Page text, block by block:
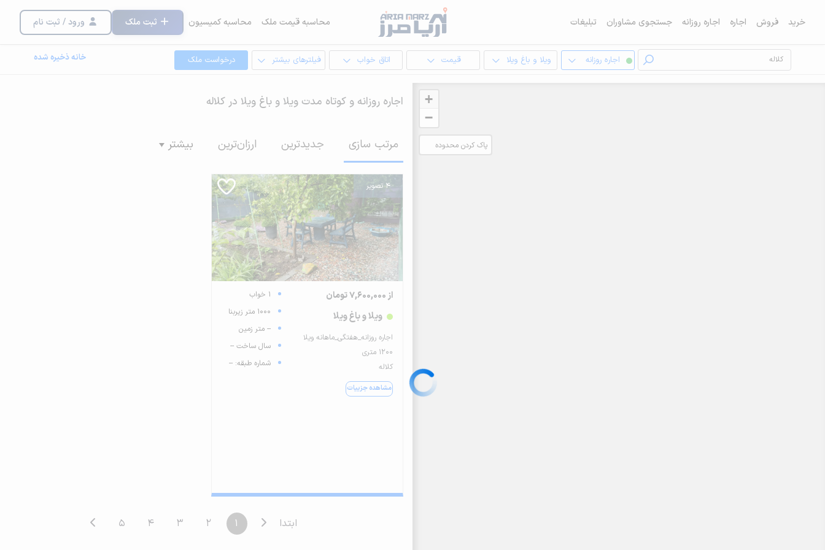
خرید فروش اجاره اجاره روزانه جستجوی مشاوران تبلیغات محاسبه قیمت ملک محاسبه کمیسیون ثبت ملک ورود / ثبت نام
اجاره روزانه ویلا و باغ ویلا قیمت اتاق خواب فیلترهای بیشتر درخواست ملک خانه ذخیره شده
+
−
پاک کردن محدوده
اجاره روزانه و کوتاه مدت ویلا و باغ ویلا در کلاله
مرتب سازی جدیدترین ارزان‌ترین بیشتر
4 تصویر
از 7,600,000 تومان
ویلا و باغ ویلا
اجاره روزانه_هفتگی_ماهانه ویلا
۱۲۰۰ متری
کلاله
مشاهده جزییات
1 خواب
1000 متر زیربنا
-- متر زمین
سال ساخت --
شماره طبقه: --
ابتدا 1
2
3
4
5